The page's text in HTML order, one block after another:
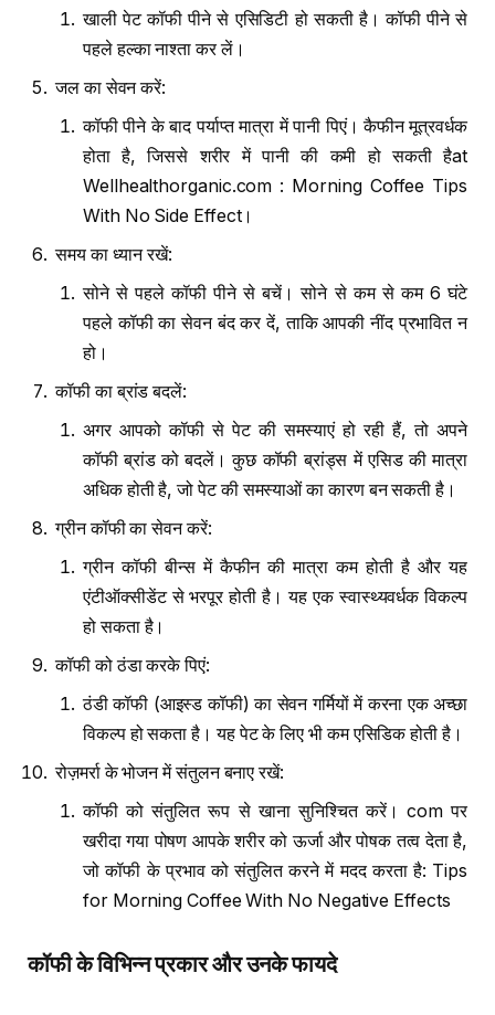
खाली पेट कॉफी पीने से एसिडिटी हो सकती है। कॉफी पीने से
पहले हल्का नाश्ता कर लें।
जल का सेवन करें:
कॉफी पीने के बाद पर्याप्त मात्रा में पानी पिएं। कैफीन मूत्रवर्धक
होता है, जिससे शरीर में पानी की कमी हो सकती हैat
Wellhealthorganic.com : Morning Coffee Tips
With No Side Effect।
समय का ध्यान रखें:
सोने से पहले कॉफी पीने से बचें। सोने से कम से कम 6 घंटे
पहले कॉफी का सेवन बंद कर दें, ताकि आपकी नींद प्रभावित न
हो।
कॉफी का ब्रांड बदलें:
अगर आपको कॉफी से पेट की समस्याएं हो रही हैं, तो अपने
कॉफी ब्रांड को बदलें। कुछ कॉफी ब्रांड्स में एसिड की मात्रा
अधिक होती है, जो पेट की समस्याओं का कारण बन सकती है।
ग्रीन कॉफी का सेवन करें:
ग्रीन कॉफी बीन्स में कैफीन की मात्रा कम होती है और यह
एंटीऑक्सीडेंट से भरपूर होती है। यह एक स्वास्थ्यवर्धक विकल्प
हो सकता है।
कॉफी को ठंडा करके पिएं:
ठंडी कॉफी (आइस्ड कॉफी) का सेवन गर्मियों में करना एक अच्छा
विकल्प हो सकता है। यह पेट के लिए भी कम एसिडिक होती है।
रोज़मर्रा के भोजन में संतुलन बनाए रखें:
कॉफी को संतुलित रूप से खाना सुनिश्चित करें। com पर
खरीदा गया पोषण आपके शरीर को ऊर्जा और पोषक तत्व देता है,
जो कॉफी के प्रभाव को संतुलित करने में मदद करता है: Tips
for Morning Coffee With No Negative Effects
कॉफी के विभिन्न प्रकार और उनके फायदे